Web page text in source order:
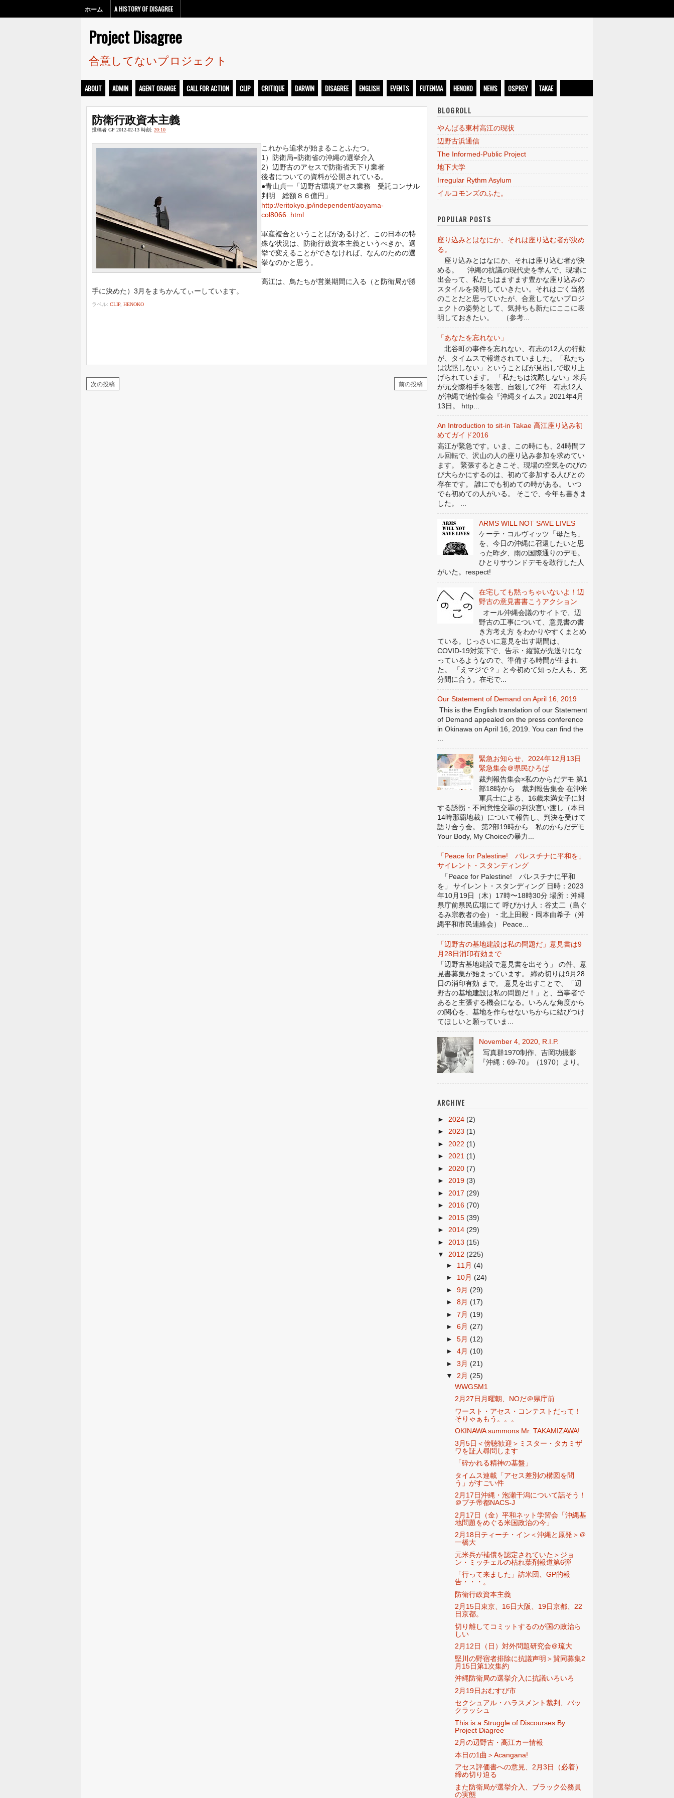
ホーム A HISTORY OF DISAGREE
Project Disagree
合意してないプロジェクト
ABOUT ADMIN AGENT ORANGE CALL FOR ACTION CLIP CRITIQUE DARWIN DISAGREE ENGLISH EVENTS FUTENMA HENOKO NEWS OSPREY TAKAE
防衛行政資本主義
投稿者 GP 2012-02-13 時刻: 20:10
これから追求が始まることふたつ。
1）防衛局=防衛省の沖縄の選挙介入
2）辺野古のアセスで防衛省天下り業者
後者についての資料が公開されている。
●青山貞一「辺野古環境アセス業務 受託コンサル
判明 総額８６億円」
http://eritokyo.jp/independent/aoyama-
col8066..html
軍産複合ということばがあるけど、この日本の特
殊な状況は、防衛行政資本主義というべきか。選
挙で変えることができなければ、なんのための選
挙なのかと思う。
高江は、鳥たちが営巣期間に入る（と防衛局が勝
手に決めた）3月をまちかんてぃーしています。
ラベル: CLIP HENOKO
次の投稿 前の投稿
BLOGROLL
やんばる東村高江の現状
辺野古浜通信
The Informed-Public Project
地下大学
Irregular Rythm Asylum
イルコモンズのふた。
POPULAR POSTS
座り込みとはなにか、それは座り込む者が決め
る。
座り込みとはなにか、それは座り込む者が決
める。 沖縄の抗議の現代史を学んで、現場に
出会って、私たちはますます豊かな座り込みの
スタイルを発明していきたい。それはごく当然
のことだと思っていたが、合意してないプロジ
ェクトの姿勢として、気持ちも新たにここに表
明しておきたい。 （参考...
「あなたを忘れない」
北谷町の事件を忘れない、有志の12人の行動
が、タイムスで報道されていました。「私たち
は沈黙しない」ということばが見出しで取り上
げられています。 「私たちは沈黙しない」米兵
が元交際相手を殺害、自殺して2年 有志12人
が沖縄で追悼集会『沖縄タイムス』2021年4月
13日。 http...
An Introduction to sit-in Takae 高江座り込み初
めてガイド2016
高江が緊急です。いま、この時にも、24時間フ
ル回転で、沢山の人の座り込み参加を求めてい
ます。 緊張するときこそ、現場の空気をのびの
び大らかにするのは、初めて参加する人びとの
存在です。 誰にでも初めての時がある。 いつ
でも初めての人がいる。 そこで、今年も書きま
した。 ...
ARMS WILL NOT SAVE LIVES
ケーテ・コルヴィッツ「母たち」
を、今日の沖縄に召還したいと思
った昨夕、雨の国際通りのデモ。
ひとりサウンドデモを敢行した人
がいた。respect!
在宅しても黙っちゃいないよ！辺
野古の意見書書こうアクション
オール沖縄会議のサイトで、辺
野古の工事について、意見書の書
き方考え方 をわかりやすくまとめ
ている。じっさいに意見を出す期間は、
COVID-19対策下で、告示・縦覧が先送りにな
っているようなので、準備する時間が生まれ
た。 「えマジで？」と今初めて知った人も、充
分間に合う。在宅で...
Our Statement of Demand on April 16, 2019
This is the English translation of our Statement
of Demand appealed on the press conference
in Okinawa on April 16, 2019. You can find the
緊急お知らせ、2024年12月13日
緊急集会＠県民ひろば
裁判報告集会×私のからだデモ 第1
部18時から 裁判報告集会 在沖米
軍兵士による、16歳未満女子に対
する誘拐・不同意性交罪の判決言い渡し（本日
14時那覇地裁）について報告し、判決を受けて
語り合う会。 第2部19時から 私のからだデモ
Your Body, My Choiceの暴力...
「Peace for Palestine! パレスチナに平和を」
サイレント・スタンディング
「Peace for Palestine! パレスチナに平和
を」 サイレント・スタンディング 日時：2023
年10月19日（木）17時〜18時30分 場所：沖縄
県庁前県民広場にて 呼びかけ人：谷丈二（島ぐ
るみ宗教者の会）・北上田毅・岡本由希子（沖
縄平和市民連絡会） Peace...
「辺野古の基地建設は私の問題だ」意見書は9
月28日消印有効まで
「辺野古基地建設で意見書を出そう」 の件、意
見書募集が始まっています。 締め切りは9月28
日の消印有効 まで。 意見を出すことで、「辺
野古の基地建設は私の問題だ！」と、当事者で
あると主張する機会になる。いろんな角度から
の関心を、基地を作らせないちからに結びつけ
てほしいと願っていま...
November 4, 2020, R.I.P.
写真群1970制作、吉岡功撮影
『沖縄：69-70』（1970）より。
ARCHIVE
► 2024 (2)
► 2023 (1)
► 2022 (1)
► 2021 (1)
► 2020 (7)
► 2019 (3)
► 2017 (29)
► 2016 (70)
► 2015 (39)
► 2014 (29)
► 2013 (15)
▼
2012 (225)
► 11月 (4)
► 10月 (24)
► 9月 (29)
► 8月 (17)
► 7月 (19)
► 6月 (27)
► 5月 (12)
► 4月 (10)
► 3月 (21)
▼
2月 (25)
WWGSM1
2月27日月曜朝、NOだ＠県庁前
ワースト・アセス・コンテストだって！
そりゃぁもう。。。
OKINAWA summons Mr. TAKAMIZAWA!
3月5日＜傍聴歓迎＞ミスター・タカミザ
ワを証人尋問します
「砕かれる精神の基盤」
タイムス連載「アセス差別の構図を問
う」がすごい件
2月17日沖縄・泡瀬干潟について話そう！
＠プチ帝都NACS-J
2月17日（金）平和ネット学習会「沖縄基
地問題をめぐる米国政治の今」
2月18日ティーチ・イン＜沖縄と原発＞＠
一橋大
元米兵が補償を認定されていた＞ジョ
ン・ミッチェルの枯れ葉剤報道第6弾
「行って来ました」訪米団、GP的報
告・・・。
防衛行政資本主義
2月15日東京、16日大阪、19日京都、22
日京都。
切り離してコミットするのが国の政治ら
しい
2月12日（日）対外問題研究会＠琉大
堅川の野宿者排除に抗議声明＞賛同募集2
月15日第1次集約
沖縄防衛局の選挙介入に抗議いろいろ
2月19日おむすび市
セクシュアル・ハラスメント裁判、バッ
クラッシュ
This is a Struggle of Discourses By
Project Diagree
2月の辺野古・高江カー情報
本日の1曲＞Acangana!
アセス評価書への意見、2月3日（必着）
締め切り迫る
また防衛局が選挙介入、ブラック公務員
の実態